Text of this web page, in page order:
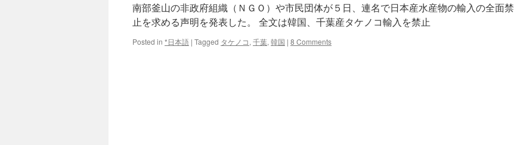
南部釜山の非政府組織（ＮＧＯ）や市民団体が５日、連名で日本産水産物の輸入の全面禁
止を求める声明を発表した。 全文は韓国、千葉産タケノコ輸入を禁止
Posted in *日本語 | Tagged タケノコ, 千葉, 韓国 | 8 Comments